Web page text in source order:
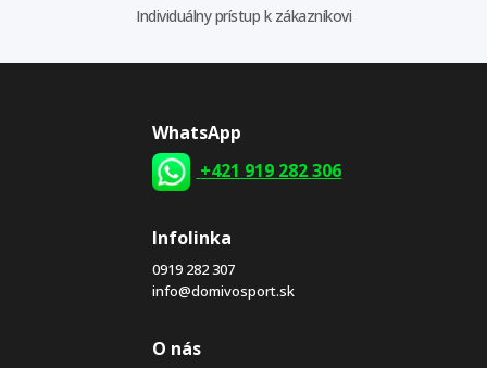
Individuálny prístup k zákazníkovi
WhatsApp
+421 919 282 306
Infolinka
0919 282 307
info@domivosport.sk
O nás